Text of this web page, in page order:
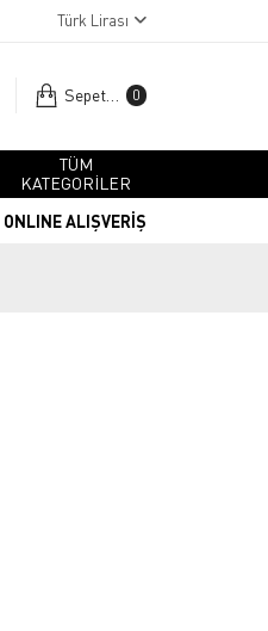
Türk Lirası
Sepetim 0
TÜM
KATEGORİLER
ONLINE ALIŞVERİŞ